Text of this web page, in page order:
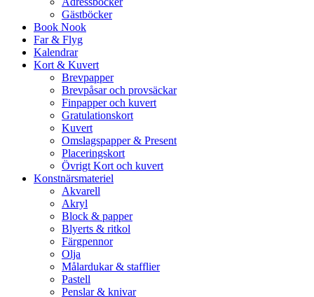
Gästböcker
Book Nook
Far & Flyg
Kalendrar
Kort & Kuvert
Brevpapper
Brevpåsar och provsäckar
Finpapper och kuvert
Gratulationskort
Kuvert
Omslagspapper & Present
Placeringskort
Övrigt Kort och kuvert
Konstnärsmateriel
Akvarell
Akryl
Block & papper
Blyerts & ritkol
Färgpennor
Olja
Målardukar & stafflier
Pastell
Penslar & knivar